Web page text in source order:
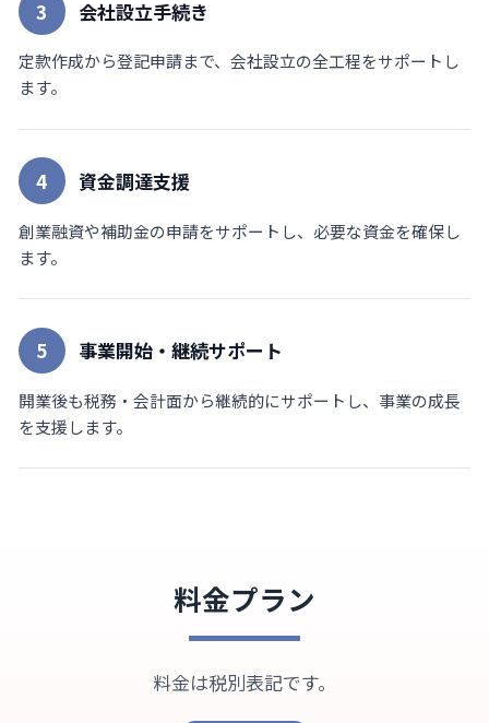
3 会社設立手続き
定款作成から登記申請まで、会社設立の全工程をサポートし
ます。
4 資金調達支援
創業融資や補助金の申請をサポートし、必要な資金を確保し
ます。
5 事業開始・継続サポート
開業後も税務・会計面から継続的にサポートし、事業の成長
を支援します。
料金プラン
料金は税別表記です。